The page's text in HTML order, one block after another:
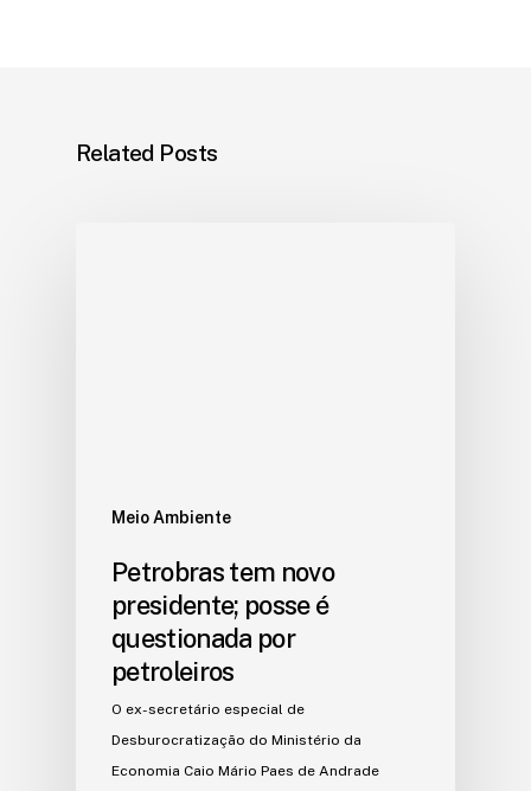
Related Posts
Meio Ambiente
Petrobras tem novo
presidente; posse é
questionada por
petroleiros
O ex-secretário especial de
Desburocratização do Ministério da
Economia Caio Mário Paes de Andrade